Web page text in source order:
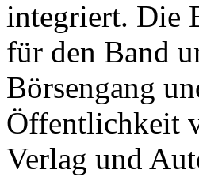
integriert. Die
für den Band
Börsengang
Öffentlichkeit
Verlag und